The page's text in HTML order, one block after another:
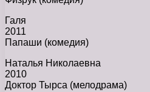
Галя
2011
Папаши (комедия)
Наталья Николаевна
2010
Доктор Тырса (мелодрама)